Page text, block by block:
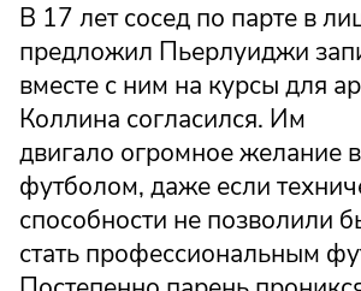
В 17 лет сосед по парте в
предложил Пьерлуиджи
вместе с ним на курсы для
Коллина согласился. Им
двигало огромное желание
футболом, даже если
способности не позволили
стать профессиональным